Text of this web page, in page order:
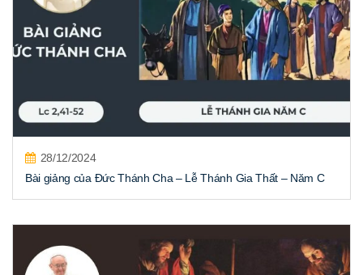
28/12/2024
Bài giảng của Đức Thánh Cha – Lễ Thánh Gia Thất – Năm C